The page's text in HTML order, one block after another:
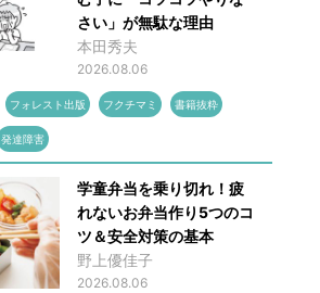
さい」が無駄な理由
本田秀夫
2026.08.06
フォレスト出版 フクチマミ 書籍抜粋
発達障害
学童弁当を乗り切れ！疲
れないお弁当作り5つのコ
ツ＆安全対策の基本
野上優佳子
2026.08.06